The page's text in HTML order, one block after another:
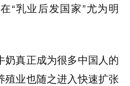
“乳业后发国家”尤为明
奶真正成为很多中国人的
殖业也随之进入快速扩张